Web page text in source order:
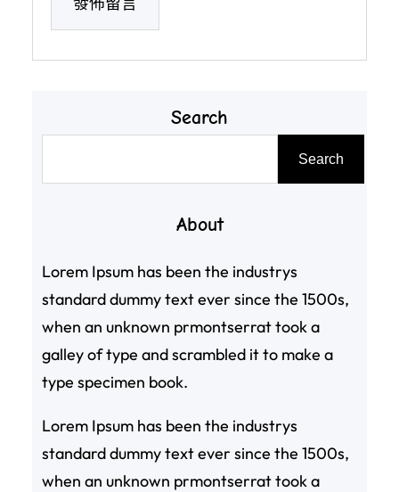
Search
Search
About
Lorem Ipsum has been the industrys
standard dummy text ever since the 1500s,
when an unknown prmontserrat took a
galley of type and scrambled it to make a
type specimen book.
Lorem Ipsum has been the industrys
standard dummy text ever since the 1500s,
when an unknown prmontserrat took a